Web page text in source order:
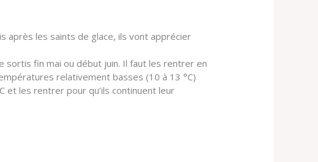
après les saints de glace, ils vont apprécier
sortis fin mai ou début juin. Il faut les rentrer en
relativement basses (10 à 13 °C)
et les rentrer pour qu’ils continuent leur